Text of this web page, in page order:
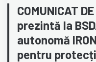
COMUNICAT
prezintă la
autonomă
pentru